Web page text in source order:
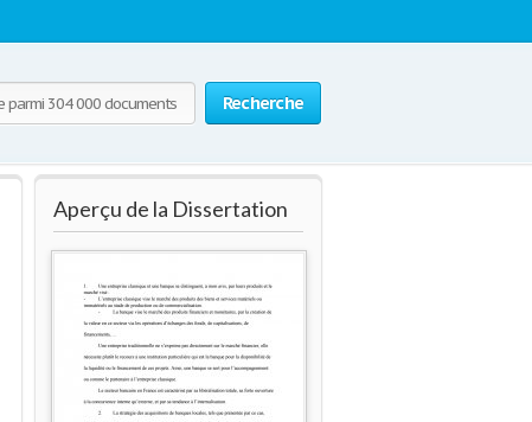
Recherche
Aperçu de la Dissertation